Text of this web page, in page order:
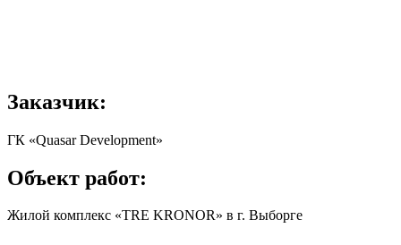
Заказчик:
ГК «Quasar Development»
Объект работ:
Жилой комплекс «TRE KRONOR» в г. Выборге